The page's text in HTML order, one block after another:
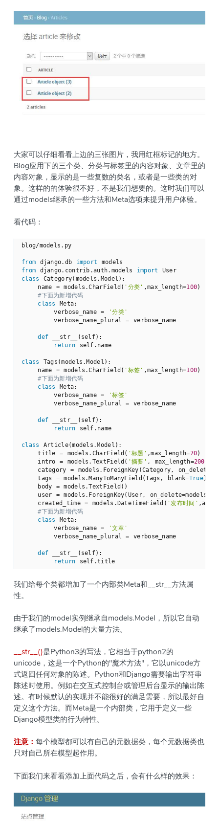
大家可以仔细看看上边的三张图片，我用红框标记的地方。
Blog应用下的三个类、分类与标签里的内容对象、文章里的
内容对象，显示的是一些复数的类名，或者是一些类的对
象。这样的的体验很不好，不是我们想要的。这时我们可以
通过models继承的一些方法和Meta选项来提升用户体验。
看代码：
blog/models.py
from django.db import
from django.contrib.auth.models import
User
class
Category(models.Model) :
name = models.CharField( '分类' ,max_length=100)
#下面为新增代码
class
Meta:
verbose_name =
'分类'
verbose_name_plural = verbose_name
def __str__ (self) :
return self.name
class Tags (models.Model) :
name = models.CharField( '标签' ,max_length=100)
#下面为新增代码
class
Meta:
verbose_name =
'标签'
verbose_name_plural = verbose_name
def __str__ (self) :
return self.name
class Article(models.Model) :
title = models.CharField( '标题' ,max_length=70)
intro = models.TextField( '摘要' , max_length=200
category = models.ForeignKey(Category,
tags = models.ManyToManyField(Tags, blank=True)
body = models.TextField()
user = models.ForeignKey(User,
created_time = models.DateTimeField( '发布时间'
#下面为新增代码
class
Meta:
verbose_name =
'文章'
verbose_name_plural = verbose_name
def __str__ (self) :
return self.title
我们给每个类都增加了一个内部类Meta和__str__方法属
性。
由于我们的model实例继承自models.Model，所以它自动
继承了models.Model的大量方法。
__str__()是Python3的写法，它相当于python2的
unicode，这是一个Python的"魔术方法"，它以unicode方
式返回任何对象的陈述。Python和Django需要输出字符串
陈述时使用。例如在交互式控制台或管理后台显示的输出陈
述。有时候默认的实现并不能很好的满足需要，所以最好自
定义这个方法。而Meta是一个内部类，它用于定义一些
Django模型类的行为特性。
注意： 每个模型都可以有自己的元数据类，每个元数据类也
只对自己所在模型起作用。
下面我们来看看添加上面代码之后，会有什么样的效果：